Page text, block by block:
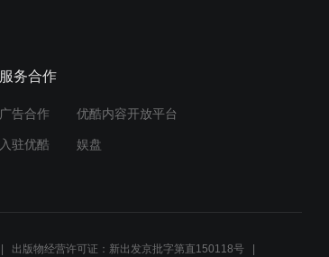
杯体验2
服务合作
广告合作 优酷内容开放平台
入驻优酷 娱盘
出版物经营许可证：新出发京批字第直150118号